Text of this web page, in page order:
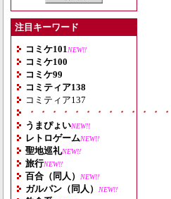
注目キーワード
コミケ101 NEW!!
コミケ100
コミケ99
コミティア138
コミティア137
・・・・・・・・・・・・
うまぴょいNEW!!
レトロゲームNEW!!
聖地巡礼NEW!!
旅行NEW!!
百合（同人） NEW!!
ガルパン（同人） NEW!!